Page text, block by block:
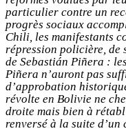
particulier contre un
progrès sociaux
Chili, les manifestants
répression policière, de
de Sebastián Piñera :
Piñera n’auront pas
d’approbation
révolte en Bolivie ne
droite mais bien à
renversé à la suite